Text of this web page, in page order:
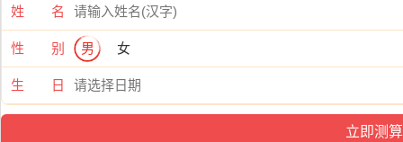
姓 名
性 别 男 女
生 日